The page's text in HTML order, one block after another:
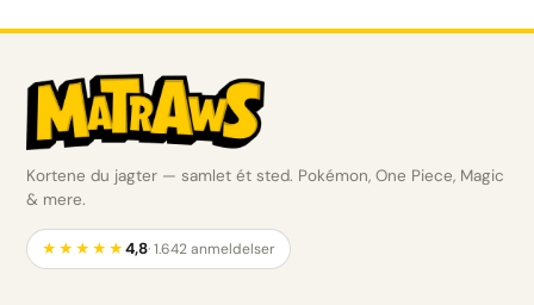
Kortene du jagter — samlet ét sted. Pokémon, One Piece, Magic
& mere.
★★★★★4,8· 1.642 anmeldelser